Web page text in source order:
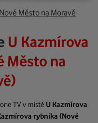
Město na Moravě
U Kazmírova
Město na
TV v místě U Kazmírova
rybníka (Nové